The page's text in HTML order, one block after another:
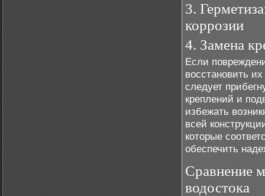
3.
коррозии
4. Замена
Если
восстановить
следует
креплений и
избежать
всей
которые
обеспечить
Сравнение
водостока